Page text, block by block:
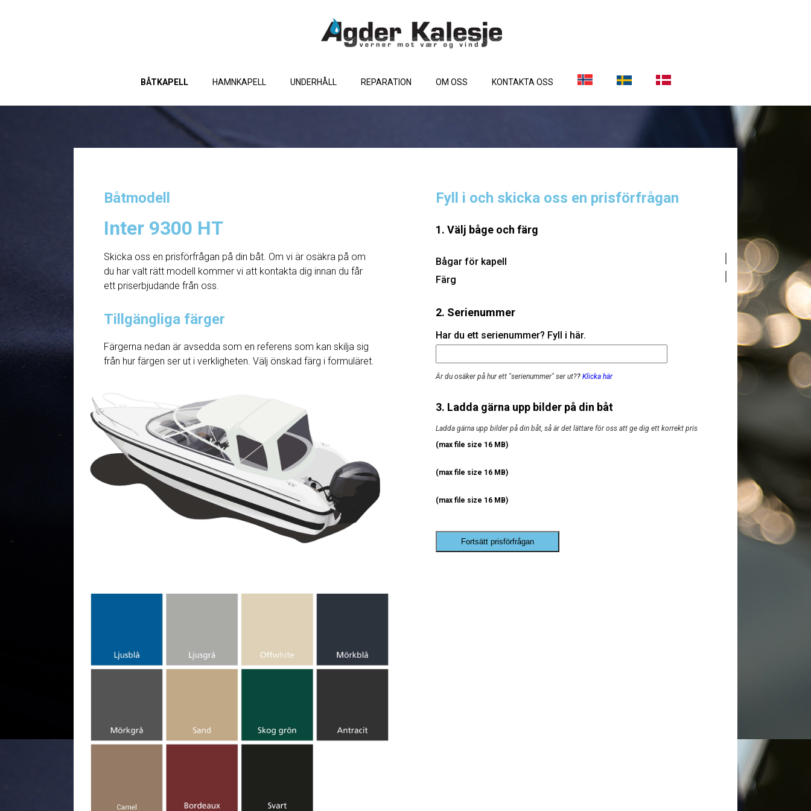
BÅTKAPELL HAMNKAPELL UNDERHÅLL REPARATION OM OSS KONTAKTA OSS
Båtmodell
Inter 9300 HT
Skicka oss en prisförfrågan på din båt. Om vi ​​är osäkra på om
du har valt rätt modell kommer vi att kontakta dig innan du får
ett priserbjudande från oss.
Tillgängliga färger
Färgerna nedan är avsedda som en referens som kan skilja sig
från hur färgen ser ut i verkligheten. Välj önskad färg i formuläret.
Fyll i och skicka oss en prisförfrågan
1. Välj båge och färg
Bågar för kapell
Färg
2. Serienummer
Har du ett serienummer? Fyll i här.
Är du osäker på hur ett "serienummer" ser ut?? Klicka här
3. Ladda gärna upp bilder på din båt
Ladda gärna upp bilder på din båt, så är det lättare för oss att ge dig ett korrekt pris
(max file size 16 MB)
(max file size 16 MB)
(max file size 16 MB)
Fortsätt prisförfrågan